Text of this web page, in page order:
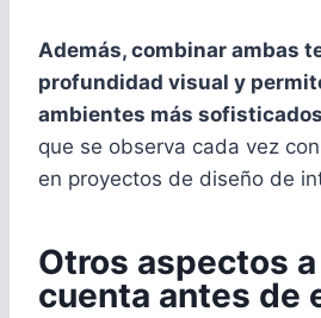
Además, combinar ambas
profundidad visual y
ambientes más sofisticados
que se observa cada vez
en proyectos de diseño de
Otros aspectos
cuenta antes de